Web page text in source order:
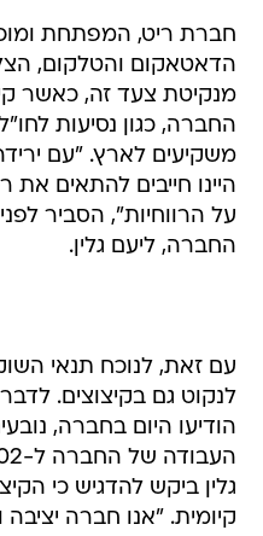
חברת ריט, המפתחת
הדאטאקום והטלקום,
מנקיטת צעד זה, כאשר
החברה, כגון נסיעות
היינו חייבים להתאים
על הרווחיות", הסביר
החברה, ליעם גלין.
עם זאת, לנוכח תנאי
לנקוט גם בקיצוצים.
הודיעו היום בחברה,
גלין ביקש להדגיש כי
קיומית. "אנו חברה